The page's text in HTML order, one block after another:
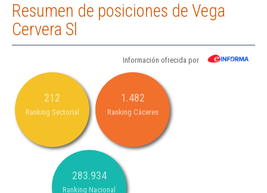
Resumen de posiciones de Vega
Cervera Sl
Información ofrecida por
212
Ranking Sectorial
1.482
Ranking Cáceres
283.934
Ranking Nacional